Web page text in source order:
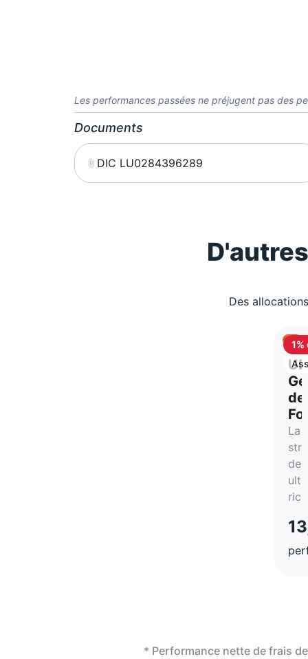
Les performances passées ne préjugent pas des
Documents
DIC LU0284396289
Des
1%
vie
de
La
des
* Performance nette de frais